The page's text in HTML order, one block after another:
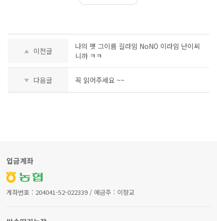
이전글
나의 펫 그이름 길라임 NoNO 이라임 난이씨
니까 ㅋㅋ
다음글 꼭 읽어주세요 ~~
입금계좌
계좌번호 : 204041-52-022339 / 예금주 : 이향교